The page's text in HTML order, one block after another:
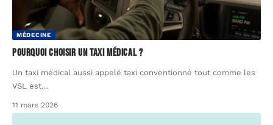
MÉDECINE
Pourquoi choisir un taxi médical ?
Un taxi médical aussi appelé taxi conventionné tout comme les
VSL est…
11 mars 2026